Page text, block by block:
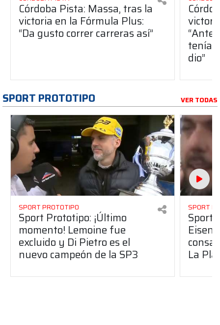
Córdoba Pista: Massa, tras la
victoria en la Fórmula Plus:
“Da gusto correr carreras así”
dio”
SPORT PROTOTIPO VER TODAS
SPORT PROTOTIPO
Sport Prototipo: ¡Último
momento! Lemoine fue
excluido y Di Pietro es el
nuevo campeón de la SP3
SPORT
Sport
La